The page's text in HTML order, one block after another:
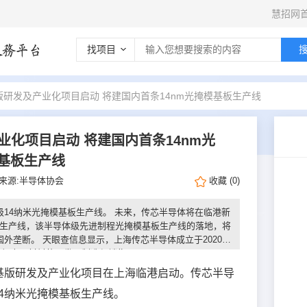
慧招网
找项目
发及产业化项目启动 将建国内首条14nm光掩模基板生产线
化项目启动 将建国内首条14nm光
板生产线
源:半导体协会 收藏 (0)
纳米光掩模基板生产线。 未来，传芯半导体将在临港新
产线，该半导体级先进制程光掩模基板生产线的落地，将
垄断。 天眼查信息显示，上海传芯半导体成立于2020年
研发及产业化项目在上海临港启动。传芯半导
米光掩模基板生产线。